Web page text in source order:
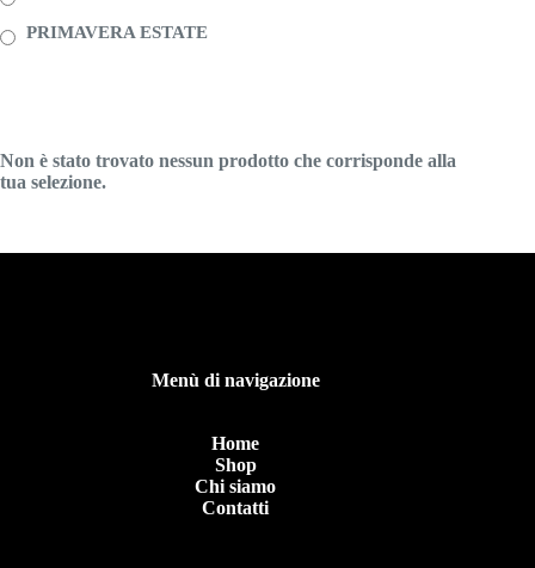
Non è stato trovato nessun prodotto che corrisponde alla
tua selezione.
PRIMAVERA ESTATE
Menù di navigazione
Home
Shop
Chi siamo
Contatti